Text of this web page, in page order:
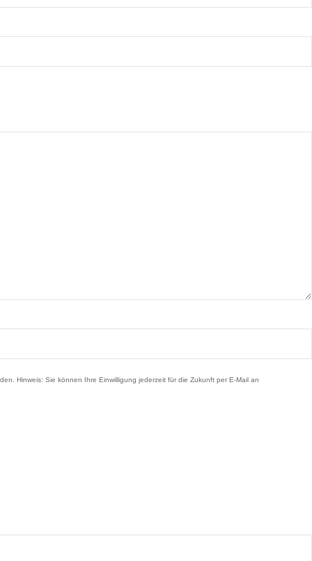
Hinweis: Sie können Ihre Einwilligung jederzeit für die Zukunft per E-Mail an